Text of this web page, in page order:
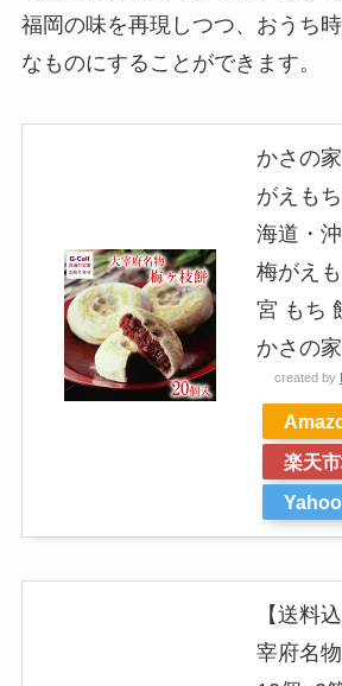
福岡の味を再現しつつ、おうち
なものにすることができます。
かさの
がえも
海道・
梅がえ
宮 もち
かさの家
created by
楽天
【送料
宰府名